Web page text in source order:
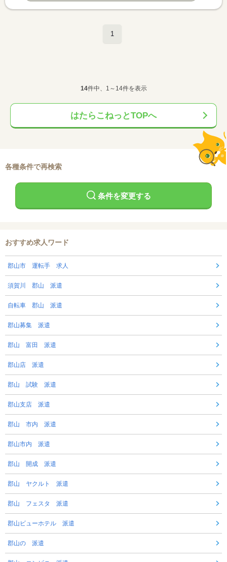
1
14件中、1～14件を表示
はたらこねっとTOPへ
各種条件で再検索
条件を変更する
おすすめ求人ワード
郡山市 運転手 求人
須賀川 郡山 派遣
自転車 郡山 派遣
郡山募集 派遣
郡山 富田 派遣
郡山店 派遣
郡山 試験 派遣
郡山支店 派遣
郡山 市内 派遣
郡山市内 派遣
郡山 開成 派遣
郡山 ヤクルト 派遣
郡山 フェスタ 派遣
郡山ビューホテル 派遣
郡山の 派遣